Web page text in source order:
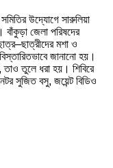
উদ্যোগে সারুলিয়া
বাঁকুড়া জেলা পরিষদের
মশা ও
জানানো হয়।
তাও তুলে ধরা হয়। শিবিরে
সুজিত বসু, জয়েন্ট বিডিও